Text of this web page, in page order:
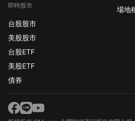
即時股市
台股股市
美股股市
台股ETF
美股ETF
債券
場地